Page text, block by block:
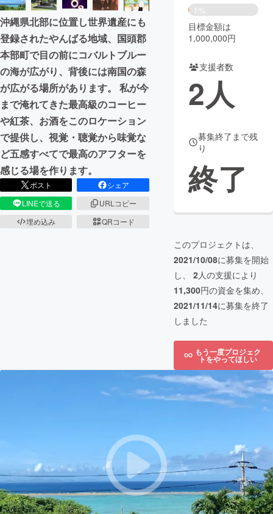
まちづくり・地域活性化
CAMPFIRE for Social Good
CAMPFIRE Creation
CAMPFIREふるさと納税machi-ya コミュニティ
沖縄県北部に位置し世界遺産にも
登録されたやんばる地域、国頭郡
本部町で目の前にコバルトブルー
の海が広がり、背後には南国の森
が広がる場所があります。 私が今
まで淹れてきた最高級のコーヒー
や紅茶、お酒をこのロケーション
で提供し、視覚・聴覚から味覚な
ど五感すべてで最高のアフターを
感じる場を作ります。
ポスト
シェア
LINEで送る
URLコピー
埋め込み
QRコード
1%
目標金額は
1,000,000円
支援者数
2人
募集終了まで残
り
終了
このプロジェクトは、
2021/10/08に募集を開始
し、 2人の支援により
11,300円の資金を集め、
2021/11/14に募集を終了
しました
もう一度プロジェク
トをやってほしい